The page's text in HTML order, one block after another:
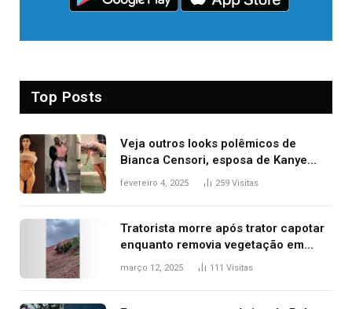
Top Posts
Veja outros looks polêmicos de
Bianca Censori, esposa de Kanye
West que apareceu nua no Grammy
fevereiro 4, 2025 259 Visitas
Tratorista morre após trator capotar
enquanto removia vegetação em
ribanceira de rodovia
março 12, 2025 111 Visitas